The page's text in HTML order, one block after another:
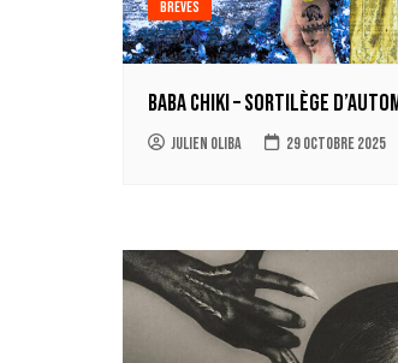
Brèves
Baba Chiki – Sortilège
Julien Oliba 29 octobre 2025